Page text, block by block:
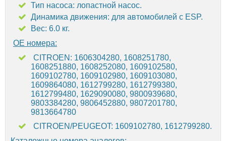
Тип насоса: лопастной насос.
Динамика движения: для автомобилей с ESP.
Вес: 6.0 кг.
OE номера:
CITROEN: 1606304280, 1608251780,
1608251880, 1608252080, 1609102580,
1609102780, 1609102980, 1609103080,
1609864080, 1612799280, 1612799380,
1612799480, 1629090080, 9800939680,
9803384280, 9806452880, 9807201780,
9813664780
CITROEN/PEUGEOT: 1609102780, 1612799280.